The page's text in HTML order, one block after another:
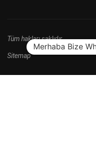
Tüm hakları saklıdır.
Sitemap
Merhaba Bize